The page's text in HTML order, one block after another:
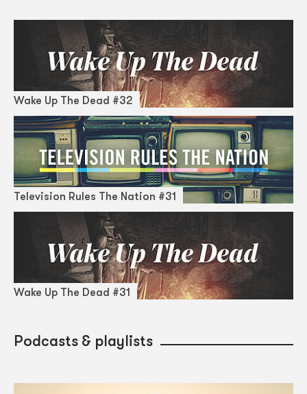
Wake Up The Dead #32
Television Rules The Nation #31
Wake Up The Dead #31
Podcasts & playlists